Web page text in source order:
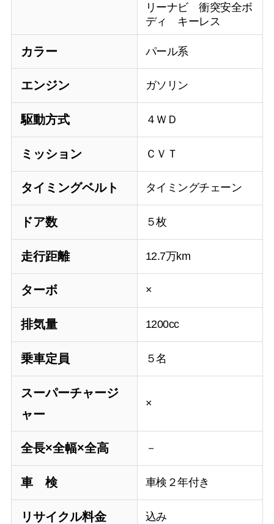
リーナビ 衝突安全ボ
ディ キーレス
カラー パール系
エンジン ガソリン
駆動方式 ４ＷＤ
ミッション ＣＶＴ
タイミングベルト タイミングチェーン
ドア数 ５枚
走行距離 12.7万km
ターボ ×
排気量 1200cc
乗車定員 ５名
スーパーチャージ
ャー
×
全長×全幅×全高 －
車 検 車検２年付き
リサイクル料金 込み